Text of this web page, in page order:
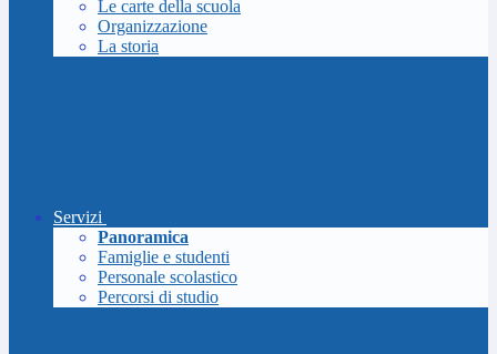
Le carte della scuola
Organizzazione
La storia
Servizi
Panoramica
Famiglie e studenti
Personale scolastico
Percorsi di studio